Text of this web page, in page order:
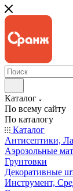
Каталог
По всему сайту
По каталогу
Каталог
Антисептики,
Аэрозольные
Грунтовки
Декоративные
Инструмент,